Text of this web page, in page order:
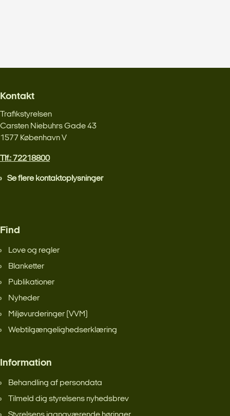
Kontakt
Trafikstyrelsen
Carsten Niebuhrs Gade 43
1577 København V
Tlf.: 72218800
Se flere kontaktoplysninger
Find
Love og regler
Blanketter
Publikationer
Nyheder
Miljøvurderinger (VVM)
Webtilgængelighedserklæring
Information
Behandling af persondata
Tilmeld dig styrelsens nyhedsbrev